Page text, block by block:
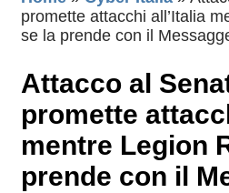
promette attacchi all’Italia
se la prende con il
Attacco al
promette
mentre Legion
prende con il